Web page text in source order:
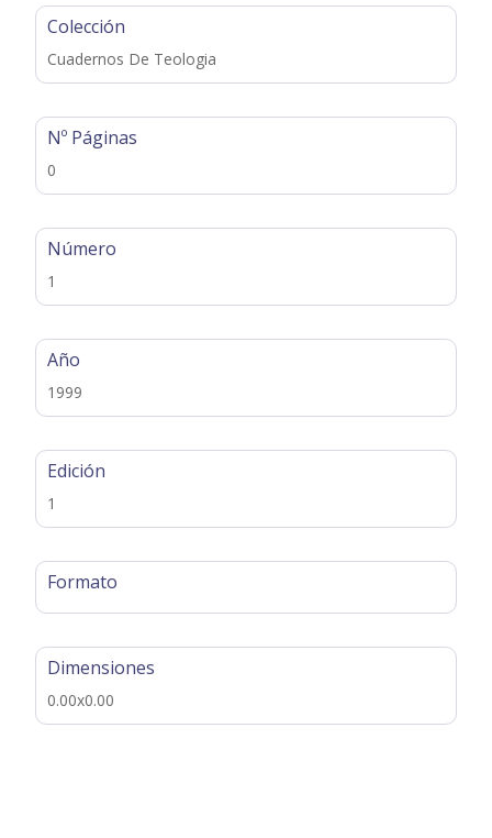
Colección
Cuadernos De Teologia
Nº Páginas
0
Número
1
Año
1999
Edición
1
Formato
Dimensiones
0.00x0.00